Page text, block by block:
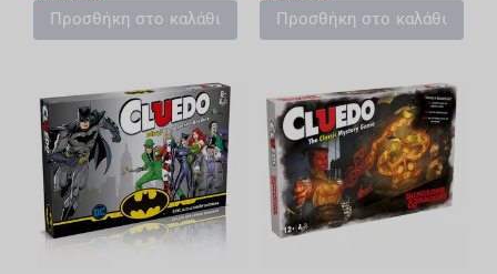
Προσθήκη στο καλάθι Προσθήκη στο καλάθι